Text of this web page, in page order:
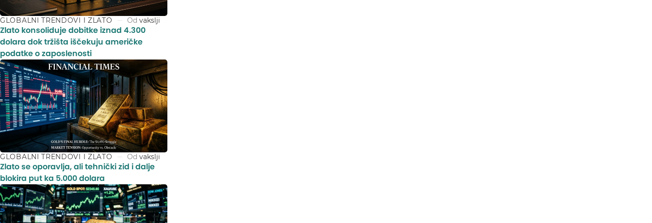
GLOBALNI TRENDOVI I ZLATO Od vakslji
Zlato konsoliduje dobitke iznad 4.300
dolara dok tržišta iščekuju američke
podatke o zaposlenosti
GLOBALNI TRENDOVI I ZLATO Od vakslji
Zlato se oporavlja, ali tehnički zid i dalje
blokira put ka 5.000 dolara